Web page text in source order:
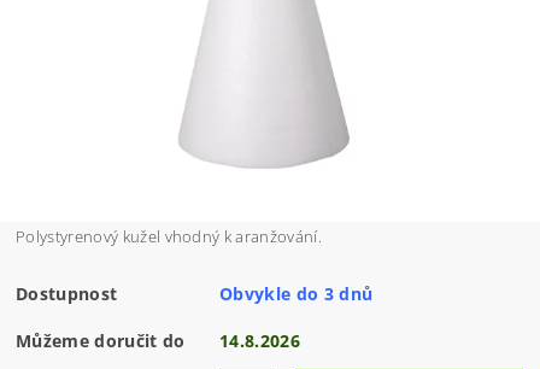
Polystyrenový kužel vhodný k aranžování.
Dostupnost Obvykle do 3 dnů
Můžeme doručit do 14.8.2026